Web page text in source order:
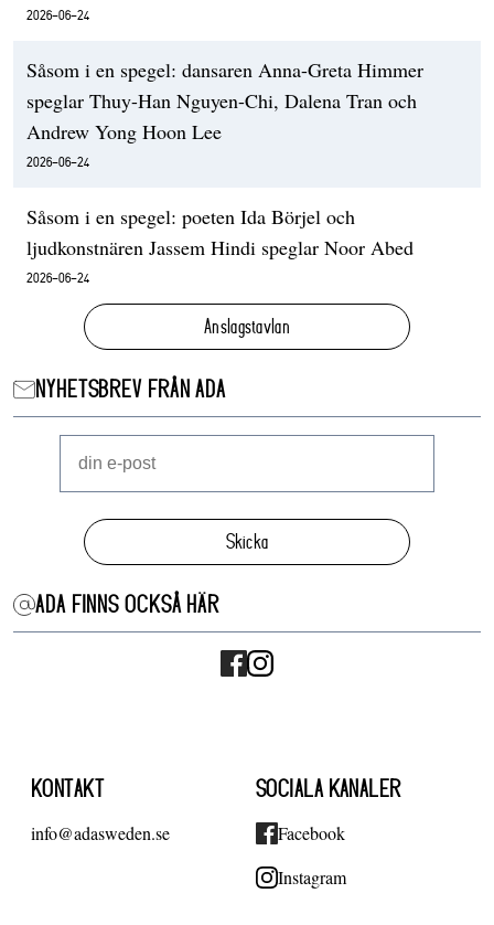
2026-06-24
Såsom i en spegel: dansaren Anna-Greta Himmer
speglar Thuy-Han Nguyen-Chi, Dalena Tran och
Andrew Yong Hoon Lee
2026-06-24
Såsom i en spegel: poeten Ida Börjel och
ljudkonstnären Jassem Hindi speglar Noor Abed
2026-06-24
Anslagstavlan
NYHETSBREV FRÅN ADA
Skicka
ADA FINNS OCKSÅ HÄR
KONTAKT
info@adasweden.se
SOCIALA KANALER
Facebook
Instagram